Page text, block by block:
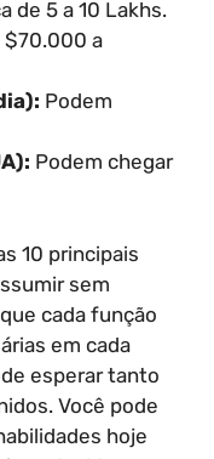
de 5 a 10 Lakhs.
$70.000 a
Podem
Podem chegar
10 principais
sem
cada função
em cada
esperar tanto
Você pode
hoje